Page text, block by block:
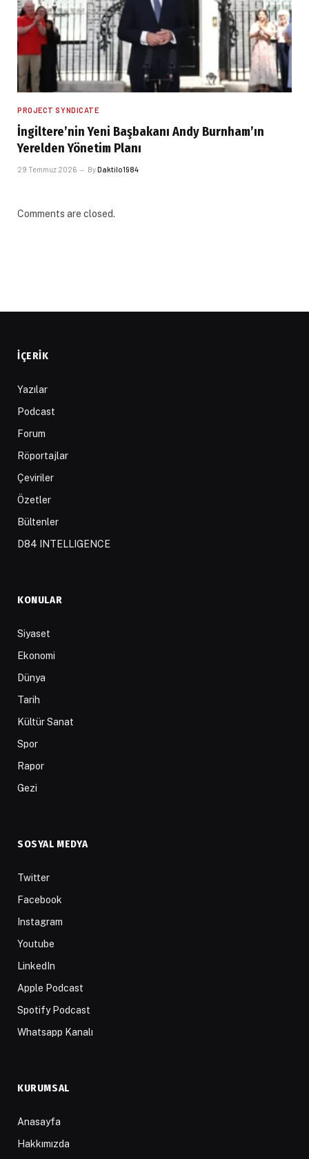
PROJECT SYNDICATE
İngiltere’nin Yeni Başbakanı Andy Burnham’ın
Yerelden Yönetim Planı
29 Temmuz 2026 ByDaktilo1984
Comments are closed.
İÇERIK
Yazılar
Podcast
Forum
Röportajlar
Çeviriler
Özetler
Bültenler
D84 INTELLIGENCE
KONULAR
Siyaset
Ekonomi
Dünya
Tarih
Kültür Sanat
Spor
Rapor
Gezi
SOSYAL MEDYA
Twitter
Facebook
Instagram
Youtube
LinkedIn
Apple Podcast
Spotify Podcast
Whatsapp Kanalı
KURUMSAL
Anasayfa
Hakkımızda